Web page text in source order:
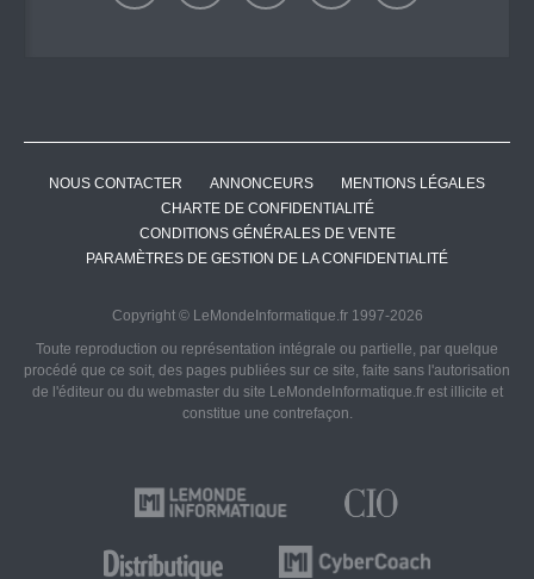
NOUS CONTACTER ANNONCEURS
MENTIONS LÉGALES
CHARTE DE CONFIDENTIALITÉ
CONDITIONS GÉNÉRALES DE VENTE
PARAMÈTRES DE GESTION DE LA CONFIDENTIALITÉ
Copyright © LeMondeInformatique.fr 1997-2026
Toute reproduction ou représentation intégrale ou partielle, par quelque
procédé que ce soit, des pages publiées sur ce site, faite sans l'autorisation
de l'éditeur ou du webmaster du site LeMondeInformatique.fr est illicite et
constitue une contrefaçon.